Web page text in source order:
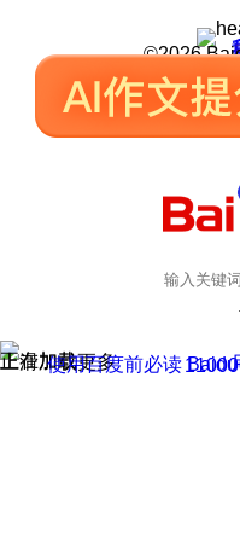
©2026
正在加载
上滑加载更多
使用百度前必读京公网安